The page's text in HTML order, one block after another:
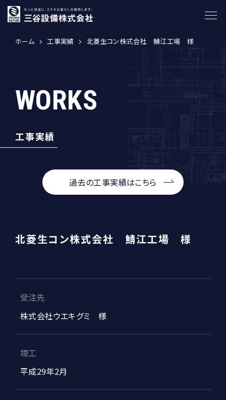
ホーム 工事実績 北菱生コン株式会社 鯖江工場 様
WORKS
工事実績
過去の工事実績はこちら
北菱生コン株式会社 鯖江工場 様
受注先
株式会社ウエキグミ 様
竣工
平成29年2月